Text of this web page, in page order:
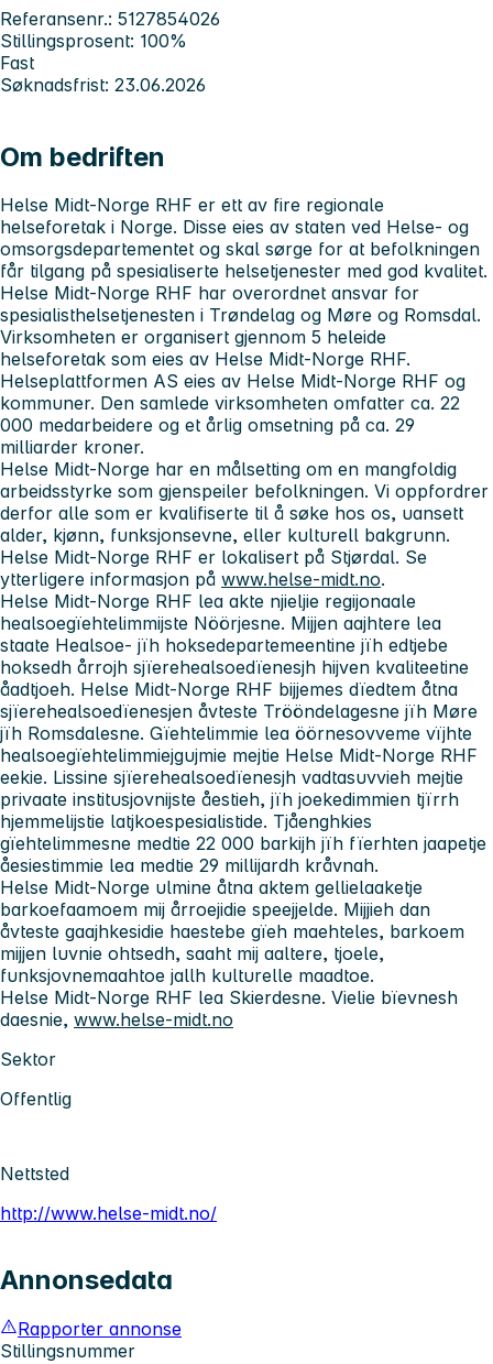
Referansenr.: 5127854026
Stillingsprosent: 100%
Fast
Søknadsfrist: 23.06.2026
Om bedriften
Helse Midt-Norge RHF er ett av fire regionale
helseforetak i Norge. Disse eies av staten ved Helse- og
omsorgsdepartementet og skal sørge for at befolkningen
får tilgang på spesialiserte helsetjenester med god kvalitet.
Helse Midt-Norge RHF har overordnet ansvar for
spesialisthelsetjenesten i Trøndelag og Møre og Romsdal.
Virksomheten er organisert gjennom 5 heleide
helseforetak som eies av Helse Midt-Norge RHF.
Helseplattformen AS eies av Helse Midt-Norge RHF og
kommuner. Den samlede virksomheten omfatter ca. 22
000 medarbeidere og et årlig omsetning på ca. 29
milliarder kroner.
Helse Midt-Norge har en målsetting om en mangfoldig
arbeidsstyrke som gjenspeiler befolkningen. Vi oppfordrer
derfor alle som er kvalifiserte til å søke hos os, uansett
alder, kjønn, funksjonsevne, eller kulturell bakgrunn.
Helse Midt-Norge RHF er lokalisert på Stjørdal. Se
ytterligere informasjon på www.helse-midt.no.
Helse Midt-Norge RHF lea akte njieljie regijonaale
healsoegïehtelimmijste Nöörjesne. Mijjen aajhtere lea
staate Healsoe- jïh hoksedepartemeentine jïh edtjebe
hoksedh årrojh sjïerehealsoedïenesjh hijven kvaliteetine
åadtjoeh. Helse Midt-Norge RHF bijjemes dïedtem åtna
sjïerehealsoedïenesjen åvteste Trööndelagesne jïh Møre
jïh Romsdalesne. Gïehtelimmie lea öörnesovveme vïjhte
healsoegïehtelimmiejgujmie mejtie Helse Midt-Norge RHF
eekie. Lissine sjïerehealsoedïenesjh vadtasuvvieh mejtie
privaate institusjovnijste åestieh, jïh joekedimmien tjïrrh
hjemmelijstie latjkoespesialistide. Tjåenghkies
gïehtelimmesne medtie 22 000 barkijh jïh fïerhten jaapetje
åesiestimmie lea medtie 29 millijardh kråvnah.
Helse Midt-Norge ulmine åtna aktem gellielaaketje
barkoefaamoem mij årroejidie speejjelde. Mijjieh dan
åvteste gaajhkesidie haestebe gïeh maehteles, barkoem
mijjen luvnie ohtsedh, saaht mij aaltere, tjoele,
funksjovnemaahtoe jallh kulturelle maadtoe.
Helse Midt-Norge RHF lea Skierdesne. Vielie bïevnesh
daesnie, www.helse-midt.no
Sektor
Offentlig
Nettsted
http://www.helse-midt.no/
Annonsedata
Rapporter annonse
Stillingsnummer